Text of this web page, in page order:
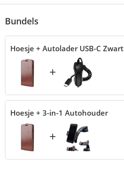
Bundels
Hoesje + Autolader USB-C Zwart
+
Hoesje + 3-in-1 Autohouder
+